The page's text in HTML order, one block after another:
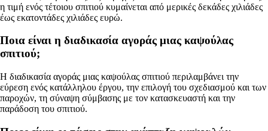
η τιμή ενός τέτοιου σπιτιού κυμαίνεται από μερικές δεκάδες χιλιάδες
έως εκατοντάδες χιλιάδες ευρώ.
Ποια είναι η διαδικασία αγοράς μιας καψούλας
σπιτιού;
Η διαδικασία αγοράς μιας καψούλας σπιτιού περιλαμβάνει την
εύρεση ενός κατάλληλου έργου, την επιλογή του σχεδιασμού και των
παροχών, τη σύναψη σύμβασης με τον κατασκευαστή και την
παράδοση του σπιτιού.